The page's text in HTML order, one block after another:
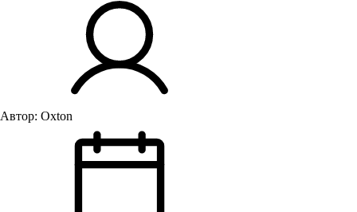
Автор: Oxton